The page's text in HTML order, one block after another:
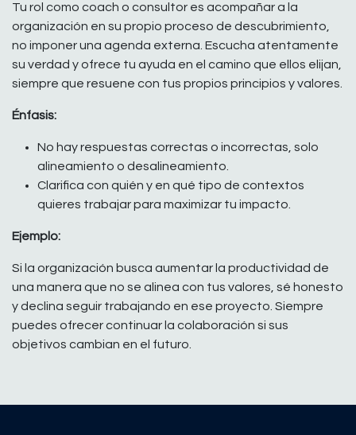
Tu rol como coach o consultor es acompañar a la
organización en su propio proceso de descubrimiento,
no imponer una agenda externa. Escucha atentamente
su verdad y ofrece tu ayuda en el camino que ellos elijan,
siempre que resuene con tus propios principios y valores.
Énfasis:
No hay respuestas correctas o incorrectas, solo
alineamiento o desalineamiento.
Clarifica con quién y en qué tipo de contextos
quieres trabajar para maximizar tu impacto.
Ejemplo:
Si la organización busca aumentar la productividad de
una manera que no se alinea con tus valores, sé honesto
y declina seguir trabajando en ese proyecto. Siempre
puedes ofrecer continuar la colaboración si sus
objetivos cambian en el futuro.